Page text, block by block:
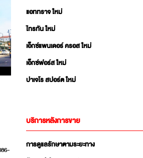
แอททราจ ใหม่
ไทรทัน ใหม่
เอ็กซ์แพนเดอร์ ครอส ใหม่
เอ็กซ์ฟอร์ส ใหม่
ปาเจโร สปอร์ต ใหม่
บริการหลังการขาย
การดูแลรักษาตามระยะทาง